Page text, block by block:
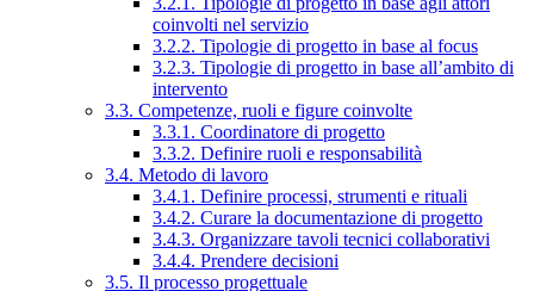
coinvolti nel servizio
3.2.2. Tipologie di progetto in base al focus
3.2.3. Tipologie di progetto in base all’ambito di
intervento
3.3. Competenze, ruoli e figure coinvolte
3.3.1. Coordinatore di progetto
3.3.2. Definire ruoli e responsabilità
3.4. Metodo di lavoro
3.4.1. Definire processi, strumenti e rituali
3.4.2. Curare la documentazione di progetto
3.4.3. Organizzare tavoli tecnici collaborativi
3.4.4. Prendere decisioni
3.5. Il processo progettuale